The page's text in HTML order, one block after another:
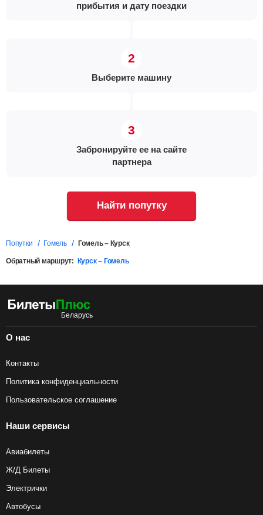
прибытия и дату поездки
Выберите машину
Забронируйте ее на сайте
партнера
Найти попутку
Попутки Гомель Гомель – Курск
Обратный маршрут: Курск – Гомель
О нас
Контакты
Политика конфиденциальности
Пользовательское соглашение
Наши сервисы
Авиабилеты
Ж/Д Билеты
Электрички
Автобусы